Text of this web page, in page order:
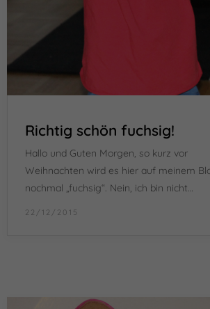
Richtig schön fuchsig!
Hallo und Guten Morgen, so kurz vor
Weihnachten wird es hier auf meinem
nochmal „fuchsig“. Nein, ich bin nicht…
22/12/2015